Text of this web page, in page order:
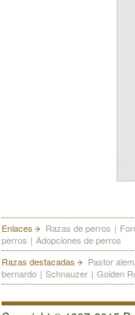
Enlaces Razas de perros |
perros | Adopciones de perros
Razas destacadas
Pastor
bernardo | Schnauzer | Golden